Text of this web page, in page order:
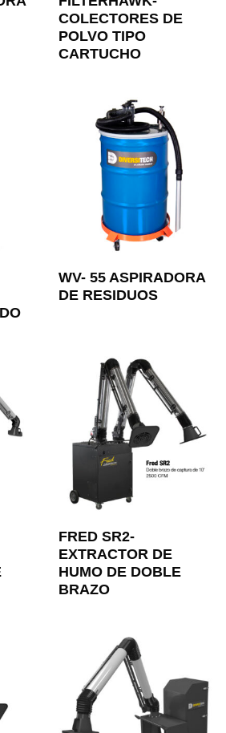
COLECTORES DE
POLVO TIPO
CARTUCHO
WV- 55 ASPIRADORA
DE RESIDUOS
FRED SR2-
EXTRACTOR DE
HUMO DE DOBLE
BRAZO